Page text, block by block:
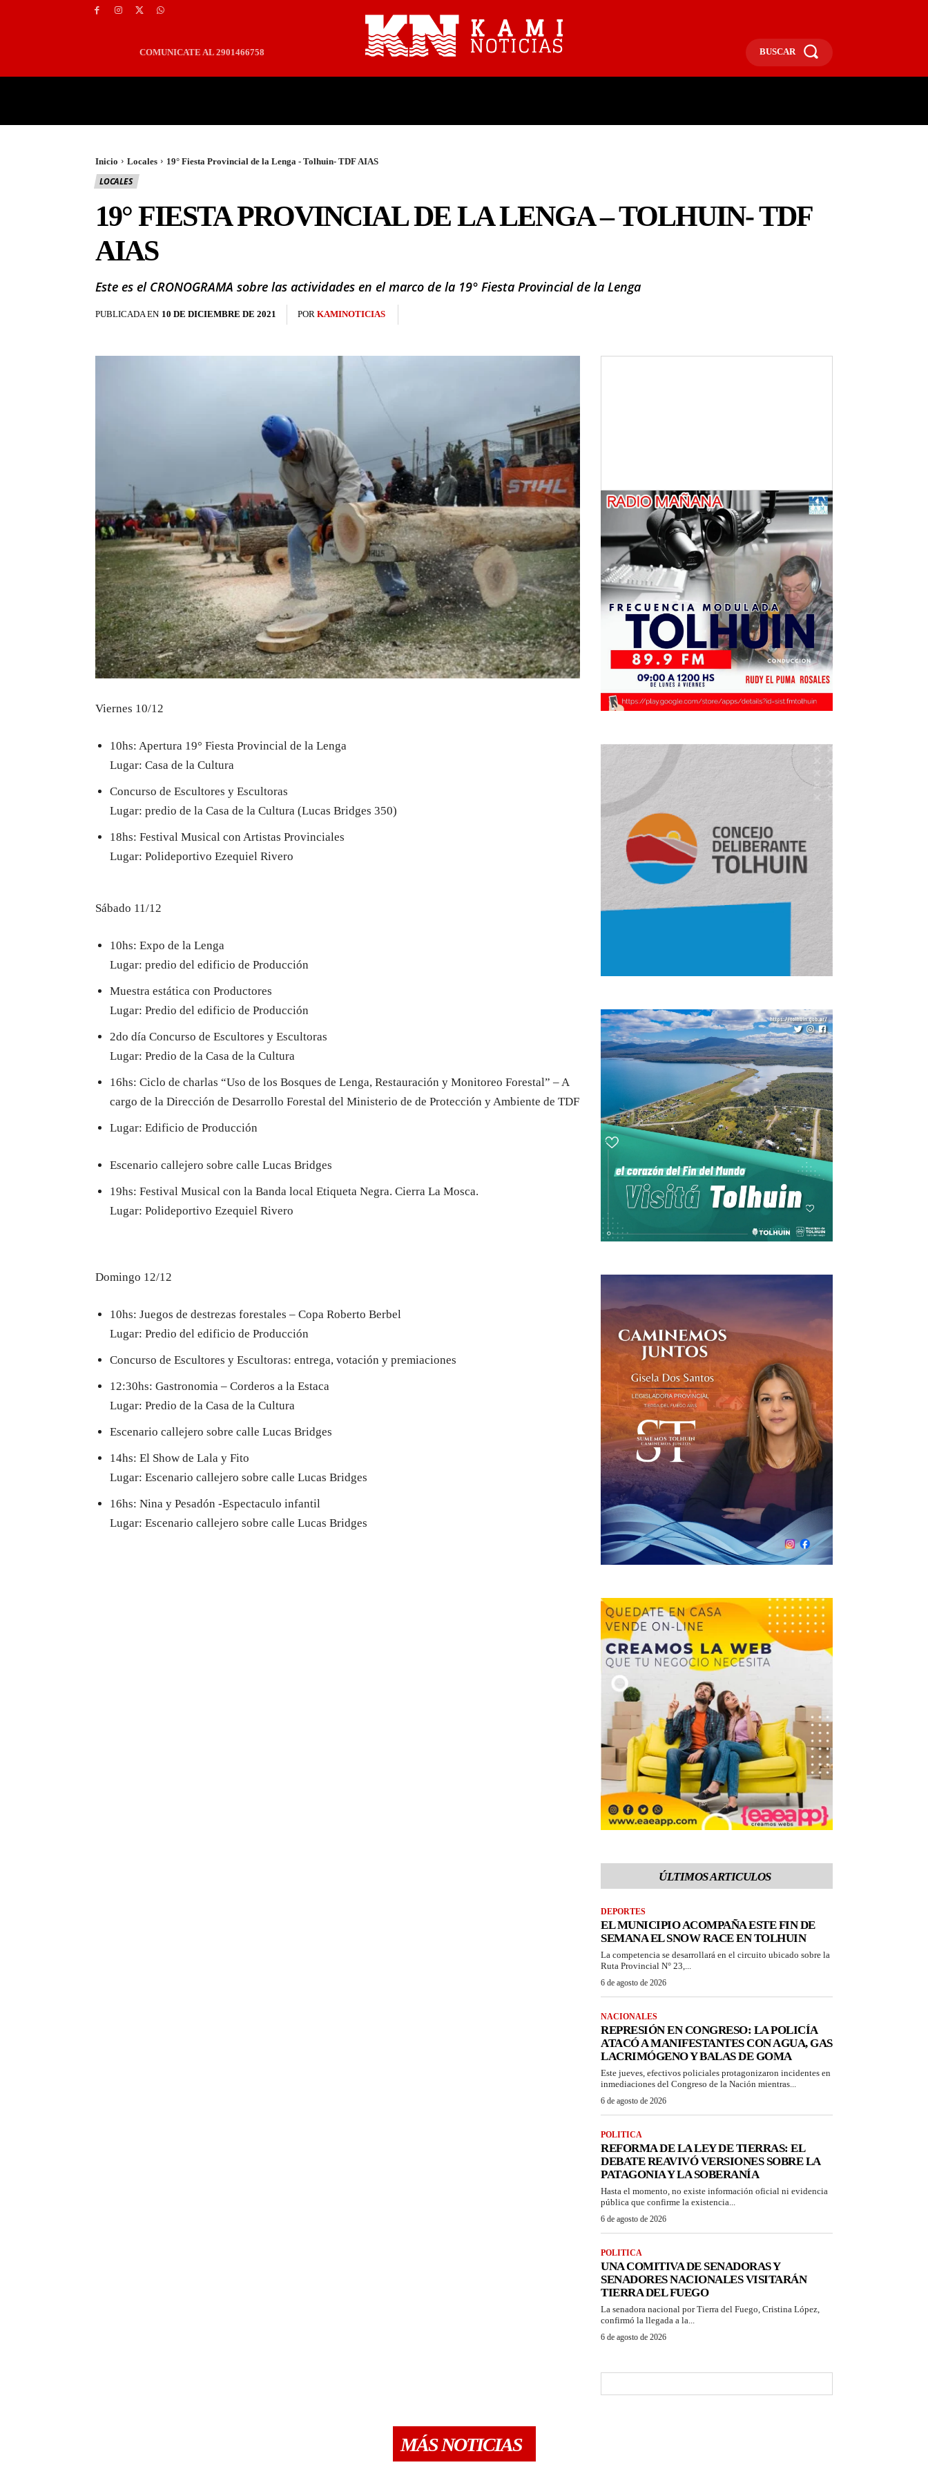
COMUNICATE AL 2901466758 BUSCAR
Inicio Locales 19° Fiesta Provincial de la Lenga - Tolhuin- TDF AIAS
LOCALES
19° FIESTA PROVINCIAL DE LA LENGA – TOLHUIN- TDF
AIAS
Este es el CRONOGRAMA sobre las actividades en el marco de la 19° Fiesta Provincial de la Lenga
PUBLICADA EN 10 DE DICIEMBRE DE 2021 POR KAMINOTICIAS
Viernes 10/12
10hs: Apertura 19° Fiesta Provincial de la Lenga
Lugar: Casa de la Cultura
Concurso de Escultores y Escultoras
Lugar: predio de la Casa de la Cultura (Lucas Bridges 350)
18hs: Festival Musical con Artistas Provinciales
Lugar: Polideportivo Ezequiel Rivero
Sábado 11/12
10hs: Expo de la Lenga
Lugar: predio del edificio de Producción
Muestra estática con Productores
Lugar: Predio del edificio de Producción
2do día Concurso de Escultores y Escultoras
Lugar: Predio de la Casa de la Cultura
16hs: Ciclo de charlas “Uso de los Bosques de Lenga, Restauración y Monitoreo Forestal” – A
cargo de la Dirección de Desarrollo Forestal del Ministerio de de Protección y Ambiente de TDF
Lugar: Edificio de Producción
Escenario callejero sobre calle Lucas Bridges
19hs: Festival Musical con la Banda local Etiqueta Negra. Cierra La Mosca.
Lugar: Polideportivo Ezequiel Rivero
Domingo 12/12
10hs: Juegos de destrezas forestales – Copa Roberto Berbel
Lugar: Predio del edificio de Producción
Concurso de Escultores y Escultoras: entrega, votación y premiaciones
12:30hs: Gastronomia – Corderos a la Estaca
Lugar: Predio de la Casa de la Cultura
Escenario callejero sobre calle Lucas Bridges
14hs: El Show de Lala y Fito
Lugar: Escenario callejero sobre calle Lucas Bridges
16hs: Nina y Pesadón -Espectaculo infantil
Lugar: Escenario callejero sobre calle Lucas Bridges
ÚLTIMOS ARTICULOS
DEPORTES
EL MUNICIPIO ACOMPAÑA ESTE FIN DE
SEMANA EL SNOW RACE EN TOLHUIN
La competencia se desarrollará en el circuito ubicado sobre la
Ruta Provincial N° 23,...
6 de agosto de 2026
NACIONALES
REPRESIÓN EN CONGRESO: LA POLICÍA
ATACÓ A MANIFESTANTES CON AGUA, GAS
LACRIMÓGENO Y BALAS DE GOMA
Este jueves, efectivos policiales protagonizaron incidentes en
inmediaciones del Congreso de la Nación mientras...
6 de agosto de 2026
POLITICA
REFORMA DE LA LEY DE TIERRAS: EL
DEBATE REAVIVÓ VERSIONES SOBRE LA
PATAGONIA Y LA SOBERANÍA
Hasta el momento, no existe información oficial ni evidencia
pública que confirme la existencia...
6 de agosto de 2026
POLITICA
UNA COMITIVA DE SENADORAS Y
SENADORES NACIONALES VISITARÁN
TIERRA DEL FUEGO
La senadora nacional por Tierra del Fuego, Cristina López,
confirmó la llegada a la...
6 de agosto de 2026
MÁS NOTICIAS